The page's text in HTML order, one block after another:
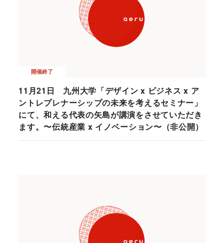
開催終了
11月21日 九州大学「デザイン x ビジネス x ア
ントレプレナーシップの未来を考えるセミナー」
にて、和える代表の矢島が講演をさせていただき
ます。〜伝統産業 x イノベーション〜（非公開）